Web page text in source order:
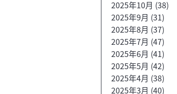
2025年10月 (38)
2025年9月 (31)
2025年8月 (37)
2025年7月 (47)
2025年6月 (41)
2025年5月 (42)
2025年4月 (38)
2025年3月 (40)